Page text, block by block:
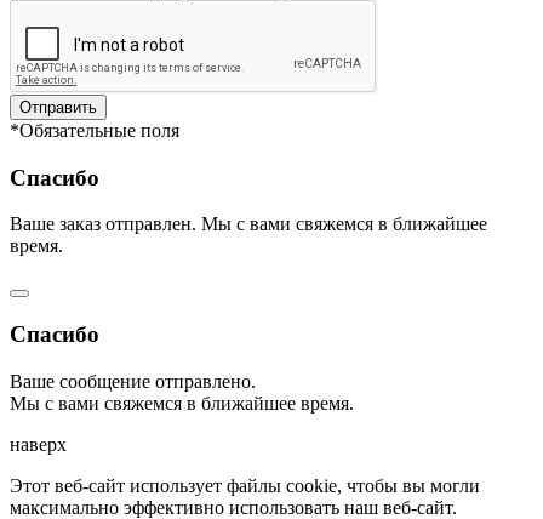
Отправить
*Обязательные поля
Спасибо
Ваше заказ отправлен. Мы с вами свяжемся в ближайшее
время.
Спасибо
Ваше сообщение отправлено.
Мы с вами свяжемся в ближайшее время.
наверх
Этот веб-сайт использует файлы cookie, чтобы вы могли
максимально эффективно использовать наш веб-сайт.